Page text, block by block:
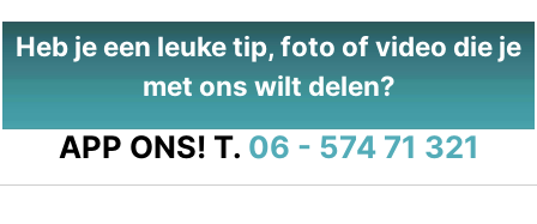
Heb je een leuke tip, foto of video die je
met ons wilt delen?
APP ONS! T. 06 - 574 71 321